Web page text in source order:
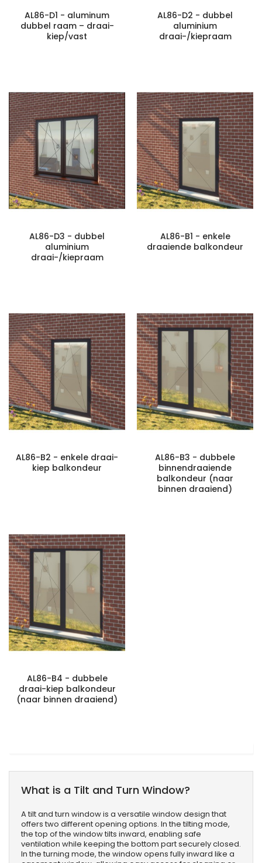
AL86-D1 - aluminum
dubbel raam – draai-
kiep/vast
AL86-D2 - dubbel
aluminium
draai-/kiepraam
AL86-D3 - dubbel
aluminium
draai-/kiepraam
AL86-B1 - enkele
draaiende balkondeur
AL86-B2 - enkele draai-
kiep balkondeur
AL86-B3 - dubbele
binnendraaiende
balkondeur (naar
binnen draaiend)
AL86-B4 - dubbele
draai-kiep balkondeur
(naar binnen draaiend)
What is a Tilt and Turn Window?
A tilt and turn window is a versatile window design that
offers two different opening options. In the tilting mode,
the top of the window tilts inward, enabling safe
ventilation while keeping the bottom part securely closed.
In the turning mode, the window opens fully inward like a